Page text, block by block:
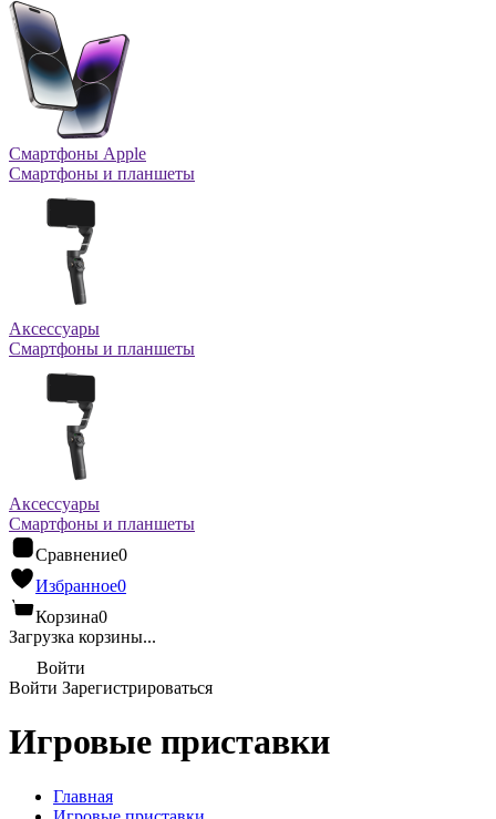
Смартфоны Apple
Смартфоны и планшеты
Аксессуары
Смартфоны и планшеты
Аксессуары
Смартфоны и планшеты
Сравнение0
Избранное0
Корзина0
Загрузка корзины...
Войти
Войти Зарегистрироваться
Игровые приставки
Главная